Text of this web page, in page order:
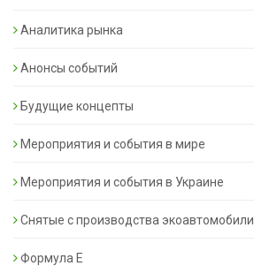
Аналитика рынка
Анонсы событий
Будущие концепты
Мероприятия и события в мире
Мероприятия и события в Украине
Снятые с производства экоавтомобили
Формула Е